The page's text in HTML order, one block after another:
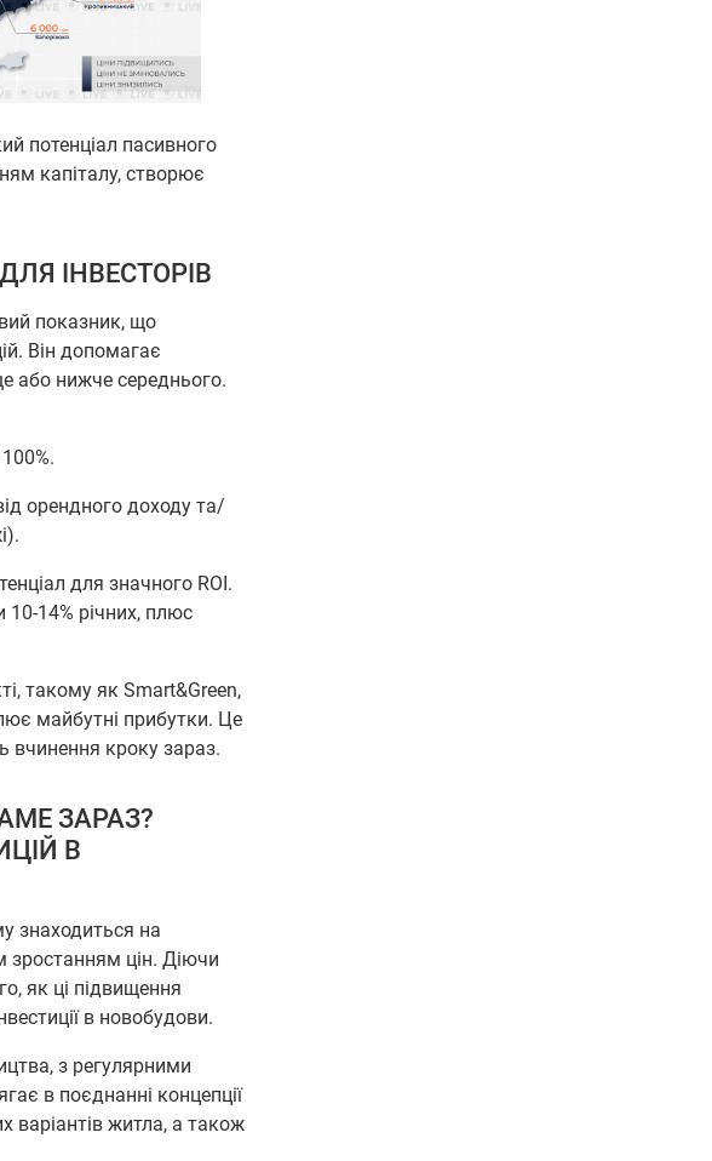
потенціал пасивного
капіталу, створює
ІНВЕСТОРІВ
показник, що
Він допомагає
або нижче середнього.
орендного доходу та/
для значного ROI.
14% річних, плюс
такому як Smart&Green,
майбутні прибутки. Це
вчинення кроку зараз.
ЗАРАЗ?
В
знаходиться на
зростанням цін. Діючи
як ці підвищення
в новобудови.
з регулярними
в поєднанні концепції
варіантів житла, а також